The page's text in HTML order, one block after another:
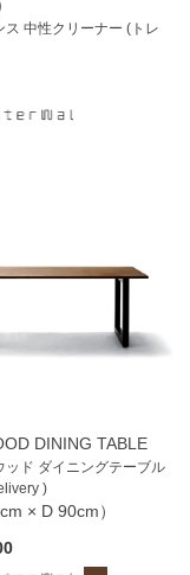
ス 中性クリーナー (トレ
DINING TABLE
ッド ダイニングテーブル
)
× D 90cm）